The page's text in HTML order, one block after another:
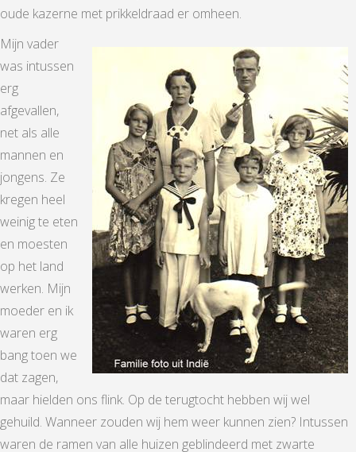
oude kazerne met prikkeldraad er omheen.
Mijn vader
was intussen
erg
afgevallen,
net als alle
mannen en
jongens. Ze
kregen heel
weinig te eten
en moesten
op het land
werken. Mijn
moeder en ik
waren erg
bang toen we
dat zagen,
maar hielden ons flink. Op de terugtocht hebben wij wel
gehuild. Wanneer zouden wij hem weer kunnen zien? Intussen
waren de ramen van alle huizen geblindeerd met zwarte